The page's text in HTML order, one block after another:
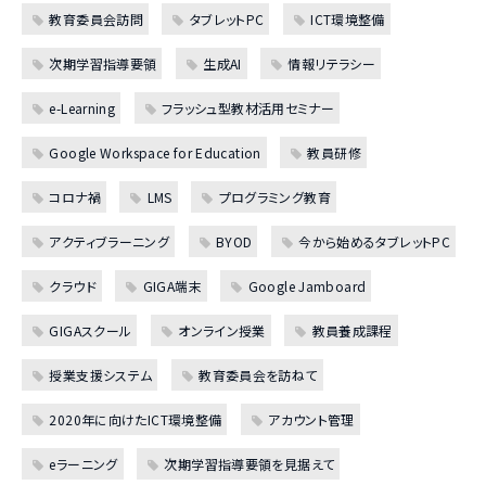
教育委員会訪問 タブレットPC ICT環境整備
次期学習指導要領 生成AI 情報リテラシー
e-Learning フラッシュ型教材活用セミナー
Google Workspace for Education 教員研修
コロナ禍 LMS プログラミング教育
アクティブラーニング BYOD 今から始めるタブレットPC
クラウド GIGA端末 Google Jamboard
GIGAスクール オンライン授業 教員養成課程
授業支援システム 教育委員会を訪ねて
2020年に向けたICT環境整備 アカウント管理
eラーニング 次期学習指導要領を見据えて